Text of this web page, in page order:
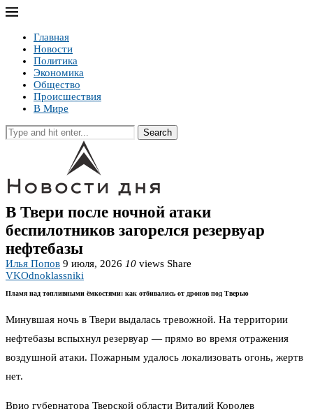
Главная
Новости
Политика
Экономика
Общество
Происшествия
В Мире
Search
В Твери после ночной атаки
беспилотников загорелся резервуар
нефтебазы
Илья Попов 9 июля, 2026 10 views Share
VKOdnoklassniki
Пламя над топливными ёмкостями: как отбивались от дронов под Тверью
Минувшая ночь в Твери выдалась тревожной. На территории
нефтебазы вспыхнул резервуар — прямо во время отражения
воздушной атаки. Пожарным удалось локализовать огонь, жертв
нет.
Врио губернатора Тверской области Виталий Королев